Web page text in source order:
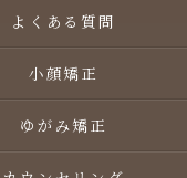
よくある質問
小顔矯正
ゆがみ矯正